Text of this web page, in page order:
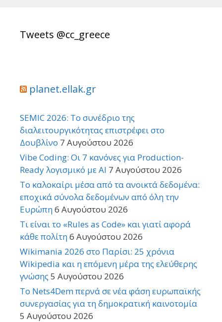
Tweets @cc_greece
planet.ellak.gr
SEMIC 2026: Το συνέδριο της
διαλειτουργικότητας επιστρέφει στο
Δουβλίνο 7 Αυγούστου 2026
Vibe Coding: Οι 7 κανόνες για Production-
Ready λογισμικό με AI 7 Αυγούστου 2026
Το καλοκαίρι μέσα από τα ανοικτά δεδομένα:
εποχικά σύνολα δεδομένων από όλη την
Ευρώπη6 Αυγούστου 2026
Τι είναι το «Rules as Code» και γιατί αφορά
κάθε πολίτη6 Αυγούστου 2026
Wikimania 2026 στο Παρίσι: 25 χρόνια
Wikipedia και η επόμενη μέρα της ελεύθερης
γνώσης 5 Αυγούστου 2026
Το Nets4Dem περνά σε νέα φάση ευρωπαϊκής
συνεργασίας για τη δημοκρατική καινοτομία
5 Αυγούστου 2026